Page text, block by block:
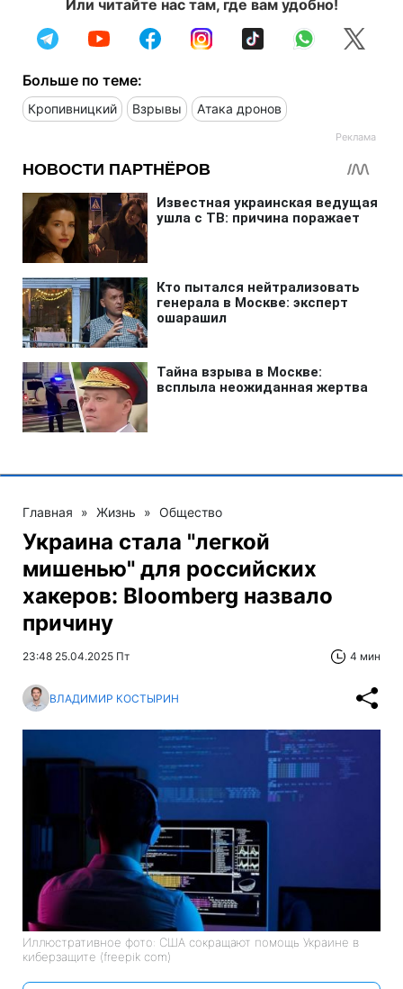
Или читайте нас там, где вам удобно!
Больше по теме:
Кропивницкий Взрывы Атака дронов
Главная » Жизнь » Общество
Украина стала "легкой
мишенью" для российских
хакеров: Bloomberg назвало
причину
23:48 25.04.2025 Пт 4 мин
ВЛАДИМИР КОСТЫРИН
Иллюстративное фото: США сокращают помощь Украине в
киберзащите (freepik com)